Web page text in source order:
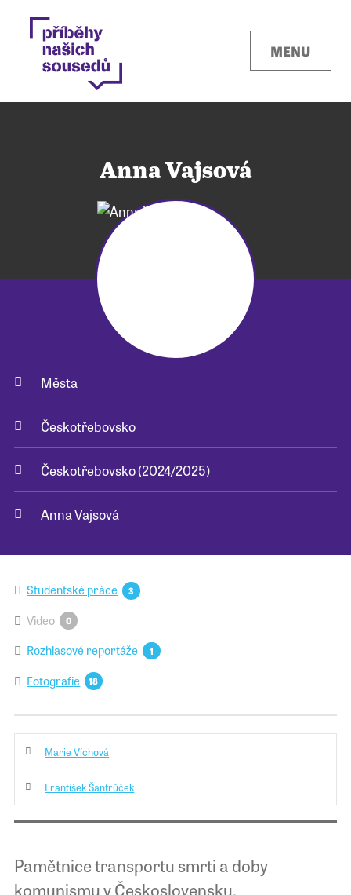
MENU
Pro školy
Příběhy našich sousedů
Anna Vajsová
Města
Českotřebovsko
Českotřebovsko (2024/2025)
Anna Vajsová
Studentské práce 3
Video 0
Rozhlasové reportáže 1
Fotografie 18
Marie Víchová
František Šantrůček
Pamětnice transportu smrti a doby
komunismu v Československu.